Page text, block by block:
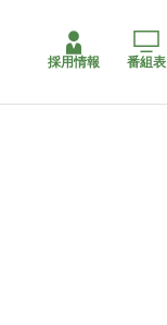
採用情報 番組表